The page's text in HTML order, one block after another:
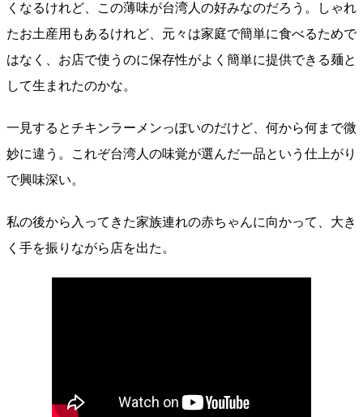
くなるけれど、この薄味が台湾人の好みなのだろう。しゃれ
たお土産用もあるけれど、元々は家庭で簡単に食べるためで
はなく、お店で使うのに保存性がよく簡単に提供できる麺と
して生まれたのかな。
一見するとチキンラーメンっぽいのだけど、何から何まで微
妙に違う。これぞ台湾人の味覚が選んだ一品という仕上がり
で興味深い。
私の後から入ってきた家族連れの赤ちゃんに向かって、大き
く手を振りながら店を出た。